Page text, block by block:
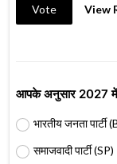
Vote View
आपके अनुसार 2027 में
भारतीय जनता पार्टी
समाजवादी पार्टी (SP)